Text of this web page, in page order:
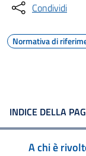
Condividi
Normativa di
INDICE DELLA
A chi è